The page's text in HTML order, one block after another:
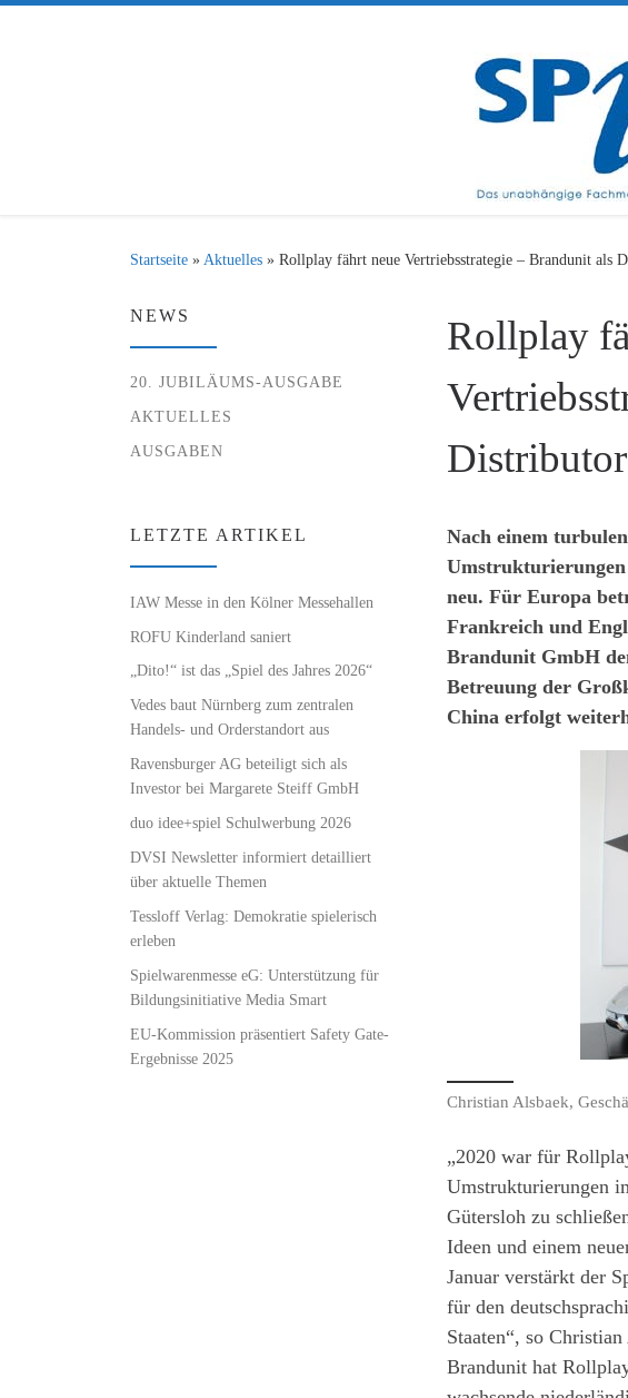
Startseite »Aktuelles » Rollplay fährt neue Vertriebsstrategie – Brandunit als
Rollplay
Distributor
Nach einem
Umstrukturierungen
neu. Für Europa
Frankreich und
Brandunit GmbH
Betreuung der
China erfolgt
Christian Alsbaek,
„2020 war für
Umstrukturierungen
Gütersloh zu
Ideen und einem
Januar verstärkt der
für den
Staaten“, so
Brandunit hat
NEWS
20. JUBILÄUMS-AUSGABE
AKTUELLES
AUSGABEN
LETZTE ARTIKEL
IAW Messe in den Kölner Messehallen
ROFU Kinderland saniert
„Dito!“ ist das „Spiel des Jahres 2026“
Vedes baut Nürnberg zum zentralen
Handels- und Orderstandort aus
Ravensburger AG beteiligt sich als
Investor bei Margarete Steiff GmbH
duo idee+spiel Schulwerbung 2026
DVSI Newsletter informiert detailliert
über aktuelle Themen
Tessloff Verlag: Demokratie spielerisch
erleben
Spielwarenmesse eG: Unterstützung für
Bildungsinitiative Media Smart
EU-Kommission präsentiert Safety Gate-
Ergebnisse 2025